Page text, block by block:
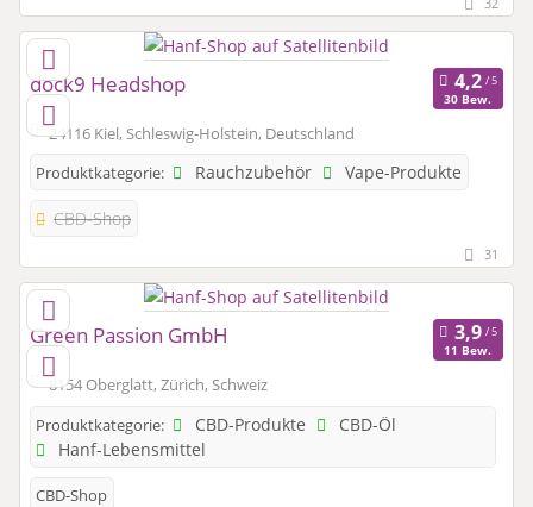
dock9 Headshop
30 Bew.
24116 Kiel, Schleswig-Holstein, Deutschland
Produktkategorie:
Rauchzubehör Vape-Produkte
CBD-Shop
31
Green Passion GmbH
11 Bew.
8154 Oberglatt, Zürich, Schweiz
Produktkategorie:
CBD-Produkte
CBD-Öl
Hanf-Lebensmittel
CBD-Shop